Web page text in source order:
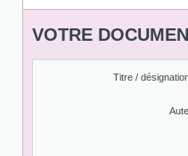
VOTRE
Titre /